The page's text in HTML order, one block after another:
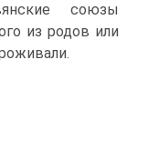
союзы
из родов или